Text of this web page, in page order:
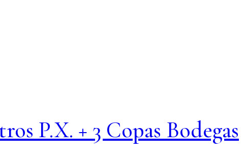
P.X. + 3 Copas Bodegas